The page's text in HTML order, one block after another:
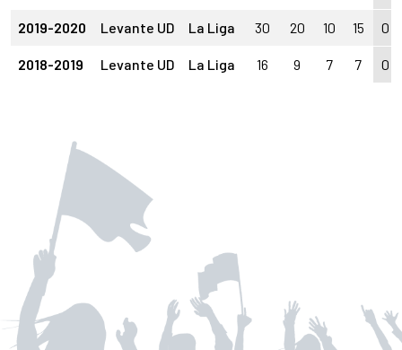
2019-2020 Levante UD La Liga 30 20 10 15 0
2018-2019 Levante UD La Liga 16 9 7 7 0